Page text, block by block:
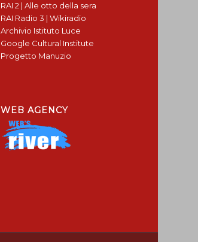
RAI 2 | Alle otto della sera
RAI Radio 3 | Wikiradio
Archivio Istituto Luce
Google Cultural Institute
Progetto Manuzio
WEB AGENCY